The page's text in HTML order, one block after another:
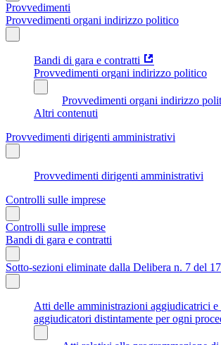
Provvedimenti
Provvedimenti organi indirizzo politico
Bandi di gara e contratti
Provvedimenti organi indirizzo politico
Provvedimenti organi indirizzo
Altri contenuti
Provvedimenti dirigenti amministrativi
Provvedimenti dirigenti amministrativi
Controlli sulle imprese
Controlli sulle imprese
Bandi di gara e contratti
Sotto-sezioni eliminate dalla Delibera n. 7 del
Atti delle amministrazioni aggiudicatrici e
aggiudicatori distintamente per ogni